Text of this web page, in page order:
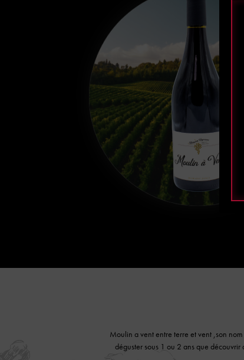
Moulin a vent entre terre et vent ,son
déguster sous 1 ou 2 ans que découvrir